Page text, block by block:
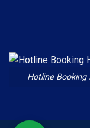
Hotline Booking